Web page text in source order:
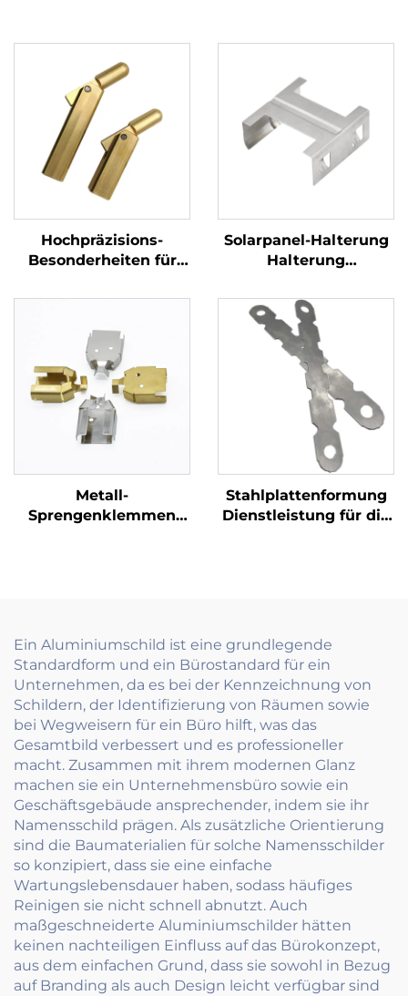
Hochpräzisions-
Besonderheiten für
Schleusen, CNC-
Metallhardware
Solarpanel-Halterung
Halterung
Aluminium-
Halterungsklemme für
Solarenergiesysteme
Metall-
Sprengenklemmen
Stahlplattenformung
Dienstleistung für die
Ein Aluminiumschild ist eine grundlegende
Standardform und ein Bürostandard für ein
Unternehmen, da es bei der Kennzeichnung von
Schildern, der Identifizierung von Räumen sowie
bei Wegweisern für ein Büro hilft, was das
Gesamtbild verbessert und es professioneller
macht. Zusammen mit ihrem modernen Glanz
machen sie ein Unternehmensbüro sowie ein
Geschäftsgebäude ansprechender, indem sie ihr
Namensschild prägen. Als zusätzliche Orientierung
sind die Baumaterialien für solche Namensschilder
so konzipiert, dass sie eine einfache
Wartungslebensdauer haben, sodass häufiges
Reinigen sie nicht schnell abnutzt. Auch
maßgeschneiderte Aluminiumschilder hätten
keinen nachteiligen Einfluss auf das Bürokonzept,
aus dem einfachen Grund, dass sie sowohl in Bezug
auf Branding als auch Design leicht verfügbar sind